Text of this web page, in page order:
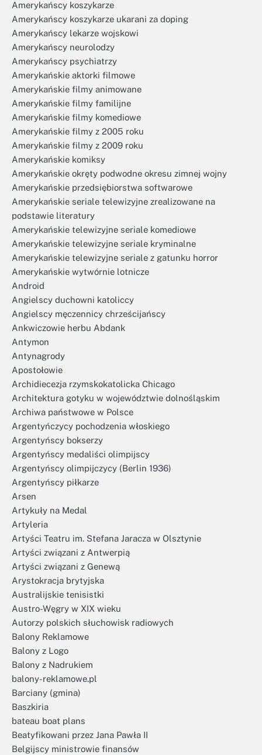
Amerykańscy koszykarze
Amerykańscy koszykarze ukarani za doping
Amerykańscy lekarze wojskowi
Amerykańscy neurolodzy
Amerykańscy psychiatrzy
Amerykańskie aktorki filmowe
Amerykańskie filmy animowane
Amerykańskie filmy familijne
Amerykańskie filmy komediowe
Amerykańskie filmy z 2005 roku
Amerykańskie filmy z 2009 roku
Amerykańskie komiksy
Amerykańskie okręty podwodne okresu zimnej wojny
Amerykańskie przedsiębiorstwa softwarowe
Amerykańskie seriale telewizyjne zrealizowane na
podstawie literatury
Amerykańskie telewizyjne seriale komediowe
Amerykańskie telewizyjne seriale kryminalne
Amerykańskie telewizyjne seriale z gatunku horror
Amerykańskie wytwórnie lotnicze
Android
Angielscy duchowni katoliccy
Angielscy męczennicy chrześcijańscy
Ankwiczowie herbu Abdank
Antymon
Antynagrody
Apostołowie
Archidiecezja rzymskokatolicka Chicago
Architektura gotyku w województwie dolnośląskim
Archiwa państwowe w Polsce
Argentyńczycy pochodzenia włoskiego
Argentyńscy bokserzy
Argentyńscy medaliści olimpijscy
Argentyńscy olimpijczycy (Berlin 1936)
Argentyńscy piłkarze
Arsen
Artykuły na Medal
Artyleria
Artyści Teatru im. Stefana Jaracza w Olsztynie
Artyści związani z Antwerpią
Artyści związani z Genewą
Arystokracja brytyjska
Australijskie tenisistki
Austro-Węgry w XIX wieku
Autorzy polskich słuchowisk radiowych
Balony Reklamowe
Balony z Logo
Balony z Nadrukiem
balony-reklamowe.pl
Barciany (gmina)
Baszkiria
bateau boat plans
Beatyfikowani przez Jana Pawła II
Belgijscy ministrowie finansów